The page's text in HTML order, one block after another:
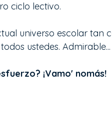
ciclo lectivo.
universo escolar tan
ustedes. Admirable...
¡Vamo' nomás!